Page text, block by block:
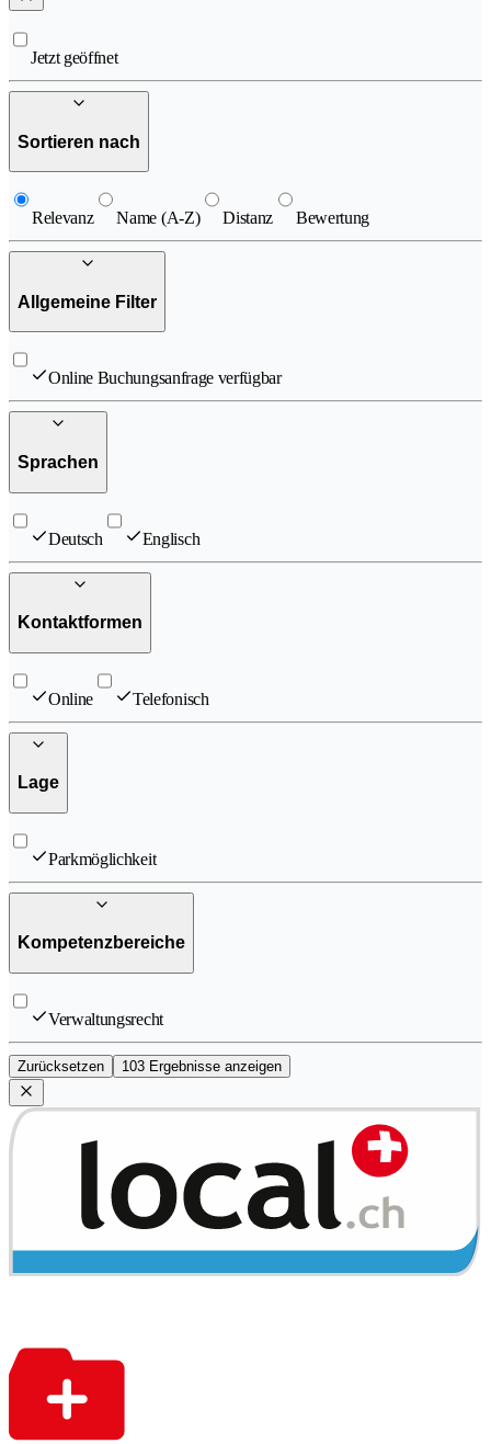
Jetzt geöffnet
Sortieren nach
Relevanz Name (A-Z) Distanz Bewertung
Allgemeine Filter
Online Buchungsanfrage verfügbar
Sprachen
Deutsch Englisch
Kontaktformen
Online Telefonisch
Lage
Parkmöglichkeit
Kompetenzbereiche
Verwaltungsrecht
Zurücksetzen 103 Ergebnisse anzeigen